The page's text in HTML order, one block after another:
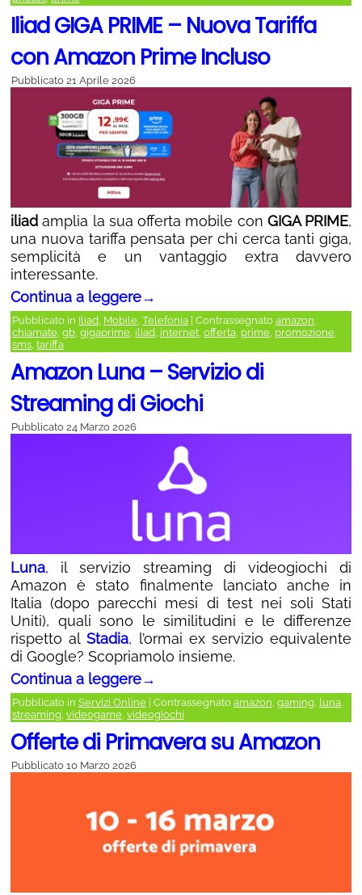
Iliad GIGA PRIME – Nuova Tariffa
con Amazon Prime Incluso
Pubblicato 21 Aprile 2026
iliad amplia la sua offerta mobile con GIGA PRIME,
una nuova tariffa pensata per chi cerca tanti giga,
semplicità e un vantaggio extra davvero
interessante.
Continua a leggere→
Pubblicato in Iliad, Mobile, Telefonia Contrassegnato amazon,
chiamate, gb, gigaprime, iliad, internet, offerta, prime, promozione,
sms, tariffa
Amazon Luna – Servizio di
Streaming di Giochi
Pubblicato 24 Marzo 2026
Luna, il servizio streaming di videogiochi di
Amazon è stato finalmente lanciato anche in
Italia (dopo parecchi mesi di test nei soli Stati
Uniti), quali sono le similitudini e le differenze
rispetto alStadia, l’ormai ex servizio equivalente
di Google? Scopriamolo insieme.
Continua a leggere→
Pubblicato in Servizi Online Contrassegnato amazon, gaming, luna,
streaming, videogame, videogiochi
Offerte di Primavera su Amazon
Pubblicato 10 Marzo 2026